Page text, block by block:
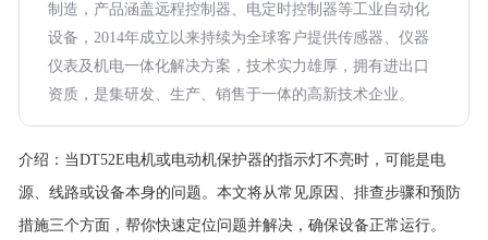
制造，产品涵盖远程控制器、电定时控制器等工业自动化
设备，2014年成立以来持续为全球客户提供传感器、仪器
仪表及机电一体化解决方案，技术实力雄厚，拥有进出口
资质，是集研发、生产、销售于一体的高新技术企业。
介绍： 当DT52E电机或电动机保护器的指示灯不亮时，可能是电
源、线路或设备本身的问题。本文将从常见原因、排查步骤和预防
措施三个方面，帮你快速定位问题并解决，确保设备正常运行。